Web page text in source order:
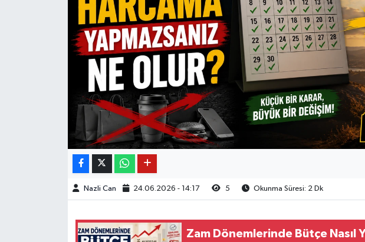
Nazli Can 24.06.2026 - 14:17 5 Okunma Süresi: 2 Dk
Zam Dönemlerinde Bütçe Nasıl